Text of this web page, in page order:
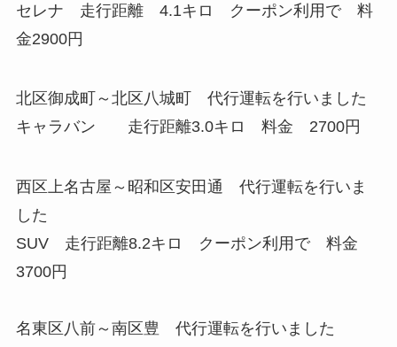
セレナ 走行距離 4.1キロ クーポン利用で 料
金2900円
北区御成町～北区八城町 代行運転を行いました
キャラバン 走行距離3.0キロ 料金 2700円
西区上名古屋～昭和区安田通 代行運転を行いま
した
SUV 走行距離8.2キロ クーポン利用で 料金
3700円
名東区八前～南区豊 代行運転を行いました